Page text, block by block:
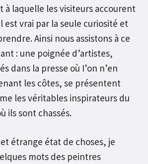
à laquelle les visiteurs accourent
est vrai par la seule curiosité et
Ainsi nous assistons à ce
: une poignée d’artistes,
dans la presse où I’on n’en
les côtes, se présentent
les véritables inspirateurs du
ils sont chassés.
étrange état de choses, je
mots des peintres